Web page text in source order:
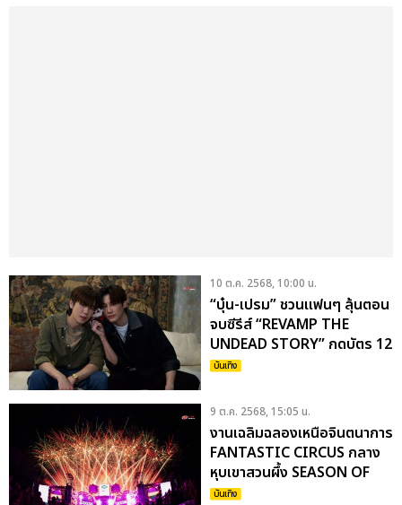
10 ต.ค. 2568, 10:00 น.
“บุ๋น-เปรม” ชวนแฟนๆ ลุ้นตอน
จบซีรีส์ “REVAMP THE
UNDEAD STORY” กดบัตร 12
ตุลาคมนี้
บันเทิง
9 ต.ค. 2568, 15:05 น.
งานเฉลิมฉลองเหนือจินตนาการ
FANTASTIC CIRCUS กลาง
หุบเขาสวนผึ้ง SEASON OF
LOVE SONG ครั้งที่ 15 กับโชว์
บันเทิง